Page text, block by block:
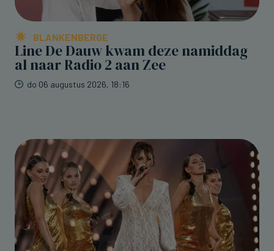
BLANKENBERGE
Line De Dauw kwam deze namiddag
al naar Radio 2 aan Zee
do 06 augustus 2026, 18:16